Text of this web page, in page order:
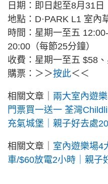
日期：即日起至8月31日
地點：D·PARK L1 室內
時間：星期一至五
20:00（每節25分鐘）
收費：星期一至五 $58
購票：＞＞按此＜＜
相關文章｜ 兩大室內遊
門票買一送一 荃灣
充氣城堡｜親子好去處
相關文章｜ 室內遊樂場4
車/$60放電2小時｜親子